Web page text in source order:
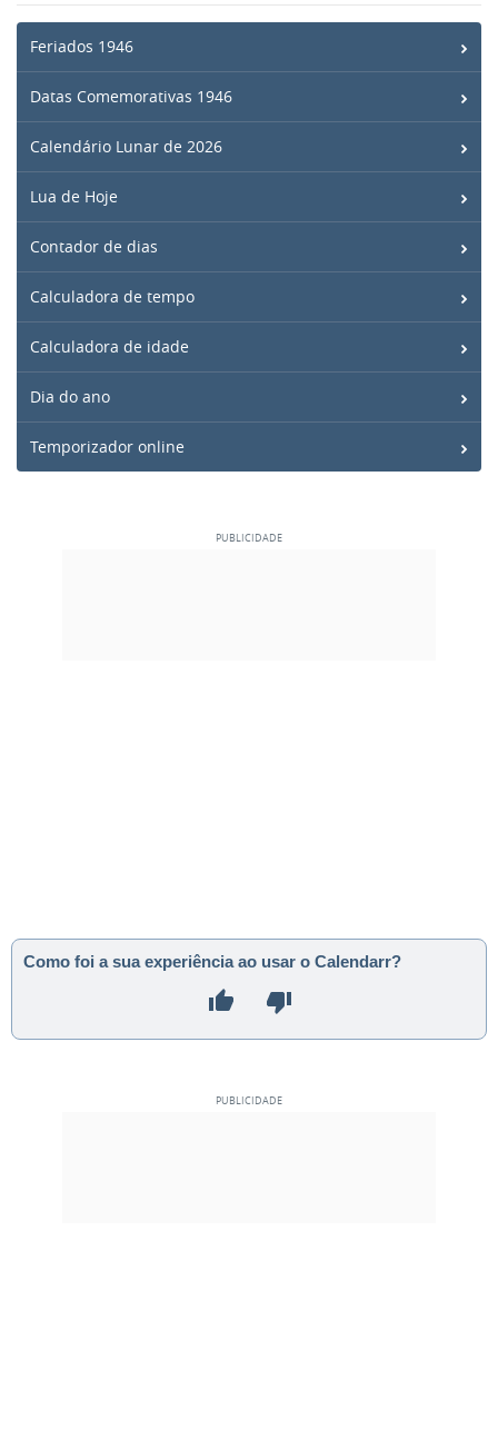
Feriados 1946
Datas Comemorativas 1946
Calendário Lunar de 2026
Lua de Hoje
Contador de dias
Calculadora de tempo
Calculadora de idade
Dia do ano
Temporizador online
Como foi a sua experiência ao usar o Calendarr?